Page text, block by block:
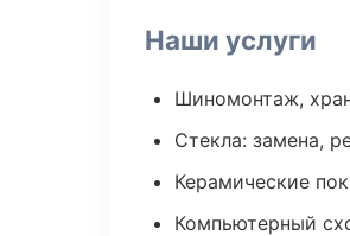
Наши услуги
Шиномонтаж,
Стекла: замена,
Керамические
Компьютерный